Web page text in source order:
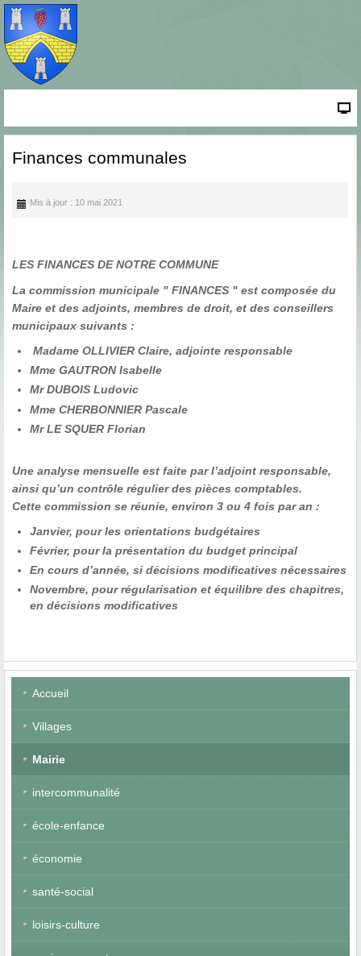
Finances communales
Mis à jour : 10 mai 2021
LES FINANCES DE NOTRE COMMUNE
La commission municipale " FINANCES " est composée du
Maire et des adjoints, membres de droit, et des conseillers
municipaux suivants :
Madame OLLIVIER Claire, adjointe responsable
Mme GAUTRON Isabelle
Mr DUBOIS Ludovic
Mme CHERBONNIER Pascale
Mr LE SQUER Florian
Une analyse mensuelle est faite par l’adjoint responsable,
ainsi qu’un contrôle régulier des pièces comptables.
Cette commission se réunie, environ 3 ou 4 fois par an :
Janvier, pour les orientations budgétaires
Février, pour la présentation du budget principal
En cours d’année, si décisions modificatives nécessaires
Novembre, pour régularisation et équilibre des chapitres,
en décisions modificatives
Accueil
Villages
Mairie
intercommunalité
école-enfance
économie
santé-social
loisirs-culture